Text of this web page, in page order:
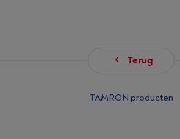
Terug
TAMRON producten